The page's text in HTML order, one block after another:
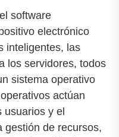
software
electrónico
inteligentes, las
los servidores, todos
sistema operativo
actúan
y el
gestión de recursos,